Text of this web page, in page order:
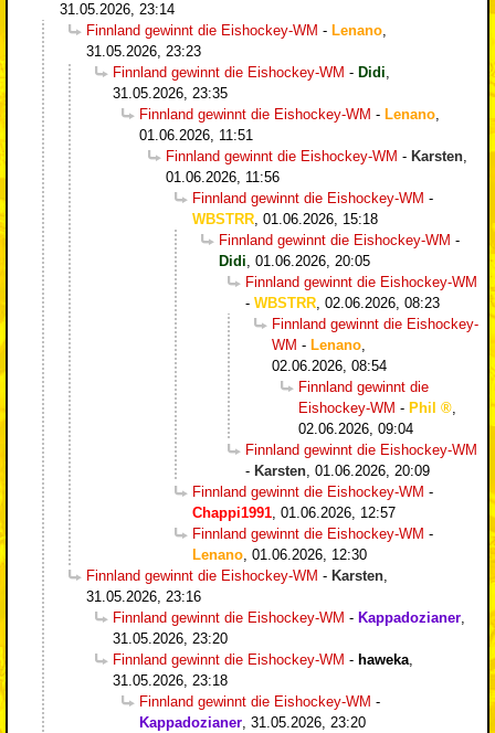
31.05.2026, 23:14
Finnland gewinnt die Eishockey-WM - Lenano,
31.05.2026, 23:23
Finnland gewinnt die Eishockey-WM - Didi,
31.05.2026, 23:35
Finnland gewinnt die Eishockey-WM - Lenano,
01.06.2026, 11:51
Finnland gewinnt die Eishockey-WM - Karsten,
01.06.2026, 11:56
Finnland gewinnt die Eishockey-WM -
WBSTRR, 01.06.2026, 15:18
Finnland gewinnt die Eishockey-WM -
Didi, 01.06.2026, 20:05
Finnland gewinnt die Eishockey-WM
- WBSTRR, 02.06.2026, 08:23
Finnland gewinnt die Eishockey-
WM - Lenano,
02.06.2026, 08:54
Finnland gewinnt die
Eishockey-WM - Phil
,
02.06.2026, 09:04
Finnland gewinnt die Eishockey-WM
- Karsten, 01.06.2026, 20:09
Finnland gewinnt die Eishockey-WM -
Chappi1991, 01.06.2026, 12:57
Finnland gewinnt die Eishockey-WM -
Lenano, 01.06.2026, 12:30
Finnland gewinnt die Eishockey-WM - Karsten,
31.05.2026, 23:16
Finnland gewinnt die Eishockey-WM - Kappadozianer,
31.05.2026, 23:20
Finnland gewinnt die Eishockey-WM - haweka,
31.05.2026, 23:18
Finnland gewinnt die Eishockey-WM -
Kappadozianer, 31.05.2026, 23:20